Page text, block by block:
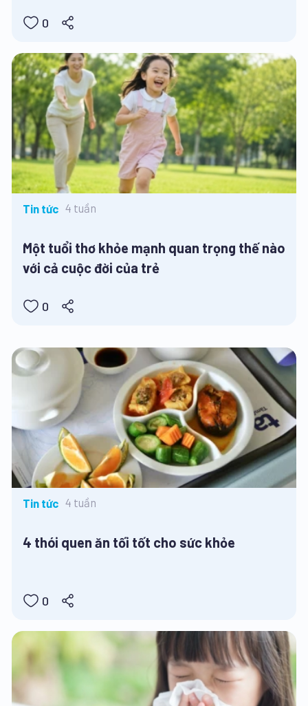
0
Tin tức 4 tuần
Một tuổi thơ khỏe mạnh quan trọng thế nào
với cả cuộc đời của trẻ
0
Tin tức 4 tuần
4 thói quen ăn tối tốt cho sức khỏe
0